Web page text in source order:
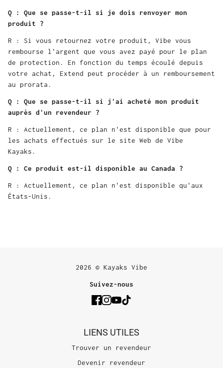
Q : Que se passe-t-il si je dois renvoyer mon
produit ?
R : Si vous retournez votre produit, Vibe vous
rembourse l'argent que vous avez payé pour le plan
de protection. En fonction du temps écoulé depuis
votre achat, Extend peut procéder à un remboursement
au prorata.
Q : Que se passe-t-il si j'ai acheté mon produit
auprès d'un revendeur ?
R : Actuellement, ce plan n'est disponible que pour
les achats effectués sur le site Web de Vibe
Kayaks.
Q : Ce produit est-il disponible au Canada ?
R : Actuellement, ce plan n'est disponible qu'aux
États-Unis.
2026 © Kayaks Vibe
Suivez-nous
LIENS UTILES
Trouver un revendeur
Devenir revendeur